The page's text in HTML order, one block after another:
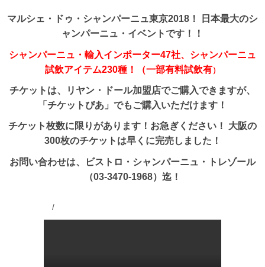
マルシェ・ドゥ・シャンパーニュ東京2018！ 日本最大のシ
ャンパーニュ・イベントです！！
シャンパーニュ・輸入インポーター47社、シャンパーニュ
試飲アイテム230種！（一部有料試飲有）
チケットは、リヤン・ドール加盟店でご購入できますが、
「チケットぴあ」でもご購入いただけます！
チケット枚数に限りがあります！お急ぎください！ 大阪の
300枚のチケットは早くに完売しました！
お問い合わせは、ビストロ・シャンパーニュ・トレゾール
（03-3470-1968）迄！
/